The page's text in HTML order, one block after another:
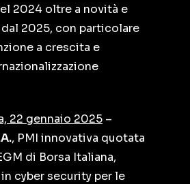
2024 oltre a novità e
2025, con particolare
a crescita e
22 gennaio 2025 –
, PMI innovativa quotata
di Borsa Italiana,
cyber security per le